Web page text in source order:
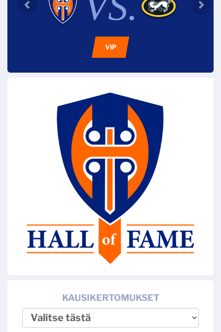
VIP
KAUSIKERTOMUKSET